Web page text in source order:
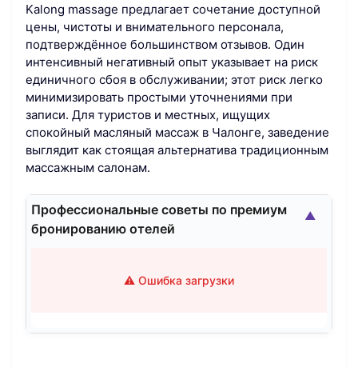
Kalong massage предлагает сочетание доступной
цены, чистоты и внимательного персонала,
подтверждённое большинством отзывов. Один
интенсивный негативный опыт указывает на риск
единичного сбоя в обслуживании; этот риск легко
минимизировать простыми уточнениями при
записи. Для туристов и местных, ищущих
спокойный масляный массаж в Чалонге, заведение
выглядит как стоящая альтернатива традиционным
массажным салонам.
Профессиональные советы по премиум
бронированию отелей
⚠️ Ошибка загрузки
▲